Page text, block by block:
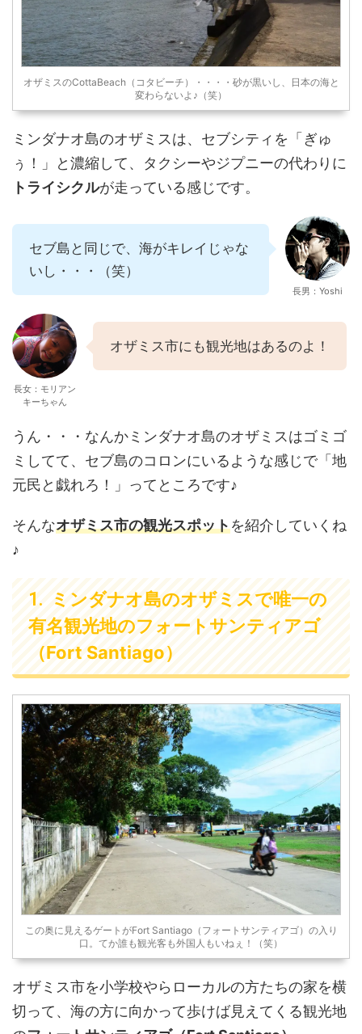
オザミスのCottaBeach（コタビーチ）・・・・砂が黒いし、日本の海と
変わらないよ♪（笑）
ミンダナオ島のオザミスは、セブシティを「ぎゅ
ぅ！」と濃縮して、タクシーやジプニーの代わりに
トライシクルが走っている感じです。
セブ島と同じで、海がキレイじゃな
いし・・・（笑）
長男：Yoshi
長女：モリアン
キーちゃん
オザミス市にも観光地はあるのよ！
うん・・・なんかミンダナオ島のオザミスはゴミゴ
ミしてて、セブ島のコロンにいるような感じで「地
元民と戯れろ！」ってところです♪
そんなオザミス市の観光スポットを紹介していくね
♪
ミンダナオ島のオザミスで唯一の
有名観光地のフォートサンティアゴ
（Fort Santiago）
この奥に見えるゲートがFort Santiago（フォートサンティアゴ）の入り
口。てか誰も観光客も外国人もいねぇ！（笑）
オザミス市を小学校やらローカルの方たちの家を横
切って、海の方に向かって歩けば見えてくる観光地